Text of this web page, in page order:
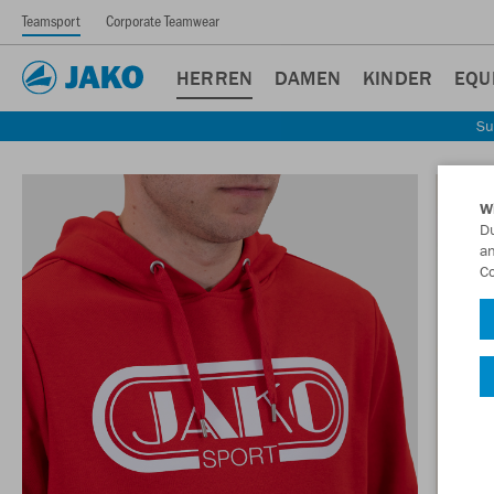
Teamsport Corporate Teamwear
HERREN DAMEN KINDER